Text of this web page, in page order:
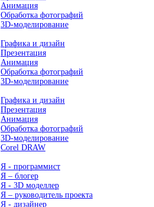
Анимация
Обработка фотографий
3D-моделирование
Графика и дизайн
Презентация
Анимация
Обработка фотографий
3D-моделирование
Графика и дизайн
Презентация
Анимация
Обработка фотографий
3D-моделирование
Corel DRAW
Я - программист
Я – блогер
Я - 3D моделлер
Я – руководитель проекта
Я - дизайнер